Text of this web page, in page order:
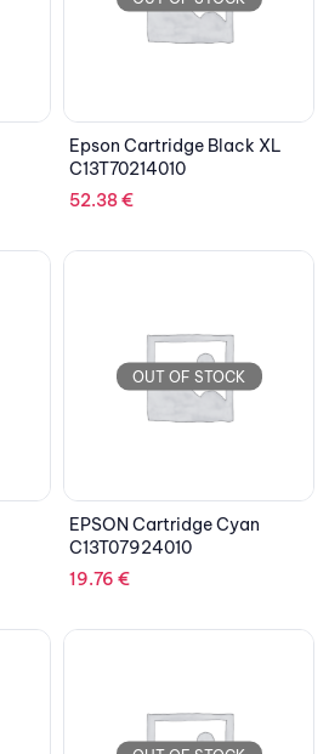
Epson Cartridge Black XL
C13T70214010
52.38€
OUT OF STOCK
EPSON Cartridge Cyan
C13T07924010
19.76 €